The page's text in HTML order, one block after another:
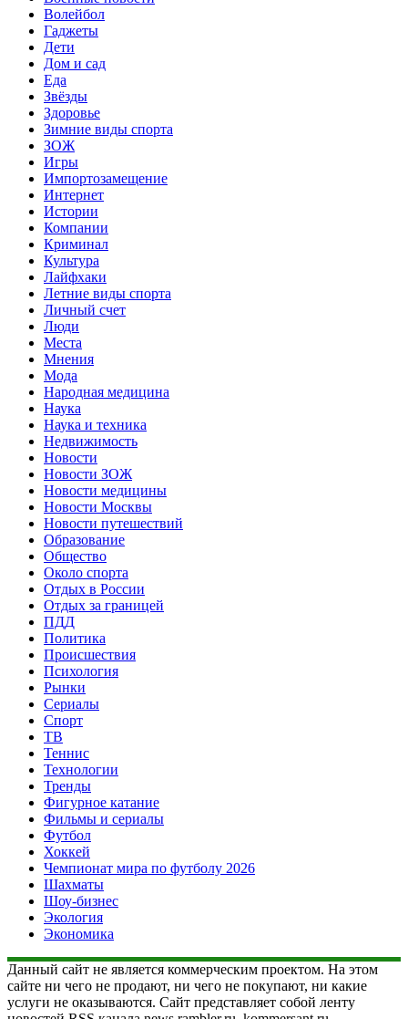
Волейбол
Гаджеты
Дети
Дом и сад
Еда
Звёзды
Здоровье
Зимние виды спорта
ЗОЖ
Игры
Импортозамещение
Интернет
Истории
Компании
Криминал
Культура
Лайфхаки
Летние виды спорта
Личный счет
Люди
Места
Мнения
Мода
Народная медицина
Наука
Наука и техника
Недвижимость
Новости
Новости ЗОЖ
Новости медицины
Новости Москвы
Новости путешествий
Образование
Общество
Около спорта
Отдых в России
Отдых за границей
ПДД
Политика
Происшествия
Психология
Рынки
Сериалы
Спорт
ТВ
Теннис
Технологии
Тренды
Фигурное катание
Фильмы и сериалы
Футбол
Хоккей
Чемпионат мира по футболу 2026
Шахматы
Шоу-бизнес
Экология
Экономика
Данный сайт не является коммерческим проектом. На этом
сайте ни чего не продают, ни чего не покупают, ни какие
услуги не оказываются. Сайт представляет собой ленту